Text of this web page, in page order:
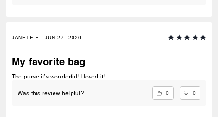
JANETE F., JUN 27, 2026
My favorite bag
The purse it’s wonderful! I loved it!
Was this review helpful? 0 0